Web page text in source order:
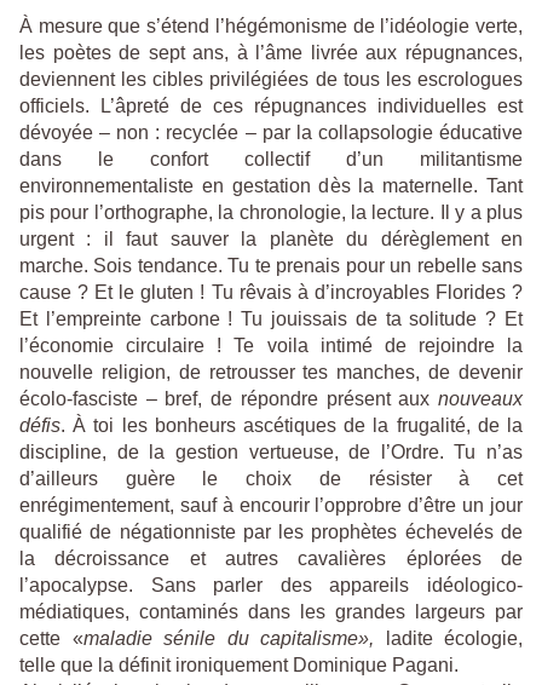
À mesure que s’étend l’hégémonisme de l’idéologie verte,
les poètes de sept ans, à l’âme livrée aux répugnances,
deviennent les cibles privilégiées de tous les escrologues
officiels. L’âpreté de ces répugnances individuelles est
dévoyée – non : recyclée – par la collapsologie éducative
dans le confort collectif d’un militantisme
environnementaliste en gestation dès la maternelle. Tant
pis pour l’orthographe, la chronologie, la lecture. Il y a plus
urgent : il faut sauver la planète du dérèglement en
marche. Sois tendance. Tu te prenais pour un rebelle sans
cause ? Et le gluten ! Tu rêvais à d’incroyables Florides ?
Et l’empreinte carbone ! Tu jouissais de ta solitude ? Et
l’économie circulaire ! Te voila intimé de rejoindre la
nouvelle religion, de retrousser tes manches, de devenir
écolo-fasciste – bref, de répondre présent aux nouveaux
défis. À toi les bonheurs ascétiques de la frugalité, de la
discipline, de la gestion vertueuse, de l’Ordre. Tu n’as
d’ailleurs guère le choix de résister à cet
enrégimentement, sauf à encourir l’opprobre d’être un jour
qualifié de négationniste par les prophètes échevelés de
la décroissance et autres cavalières éplorées de
l’apocalypse. Sans parler des appareils idéologico-
médiatiques, contaminés dans les grandes largeurs par
cette «maladie sénile du capitalisme», ladite écologie,
telle que la définit ironiquement Dominique Pagani.